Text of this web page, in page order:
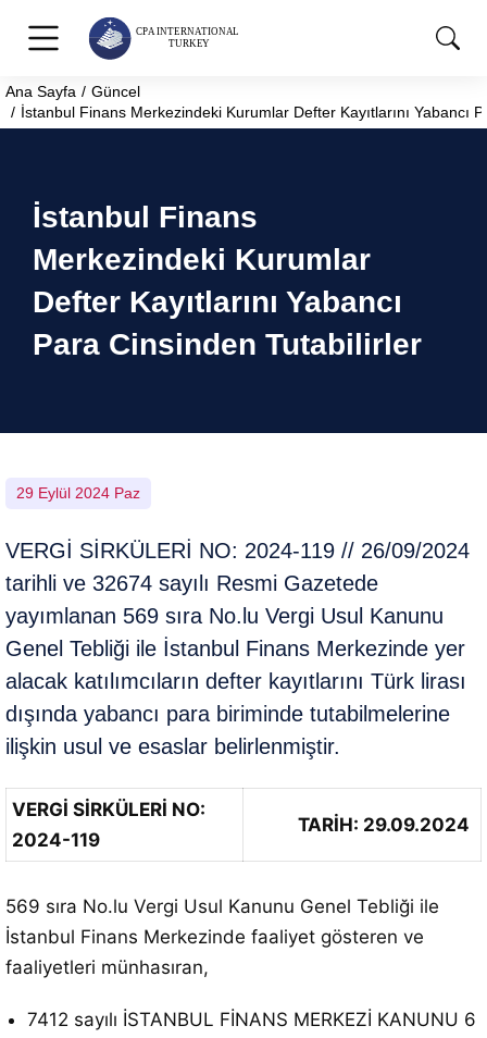
You are here:
Ana Sayfa
Güncel
İstanbul Finans Merkezindeki Kurumlar Defter Kayıtlarını Yabancı
İstanbul Finans
Merkezindeki Kurumlar
Defter Kayıtlarını Yabancı
Para Cinsinden Tutabilirler
29 Eylül 2024 Paz
VERGİ SİRKÜLERİ NO: 2024-119 // 26/09/2024
tarihli ve 32674 sayılı Resmi Gazetede
yayımlanan 569 sıra No.lu Vergi Usul Kanunu
Genel Tebliği ile İstanbul Finans Merkezinde yer
alacak katılımcıların defter kayıtlarını Türk lirası
dışında yabancı para biriminde tutabilmelerine
ilişkin usul ve esaslar belirlenmiştir.
VERGİ SİRKÜLERİ NO:
2024-119
TARİH: 29.09.2024
569 sıra No.lu Vergi Usul Kanunu Genel Tebliği ile
İstanbul Finans Merkezinde faaliyet gösteren ve
faaliyetleri münhasıran,
7412 sayılı İSTANBUL FİNANS MERKEZİ KANUNU 6